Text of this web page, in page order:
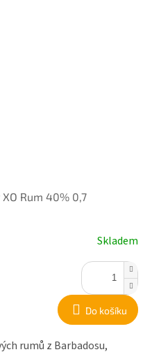
Rum 40% 0,7
Skladem
Do košíku
rumů z Barbadosu,